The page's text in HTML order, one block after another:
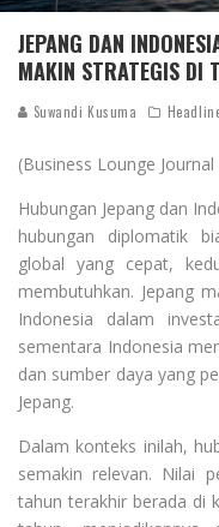
JEPANG DAN
MAKIN STRATEGIS DI
Suwandi Kusuma
(Business Lounge
Hubungan Jepang dan
hubungan diplomatik
global yang cepat,
membutuhkan. Jepang
Indonesia dalam
sementara Indonesia
dan sumber daya yang
Jepang.
Dalam konteks inilah,
semakin relevan. Nilai
tahun terakhir berada di